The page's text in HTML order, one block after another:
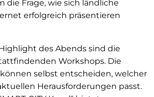
die Frage, wie sich ländliche
erfolgreich präsentieren
des Abends sind die
Workshops. Die
selbst entscheiden, welcher
Herausforderungen passt.